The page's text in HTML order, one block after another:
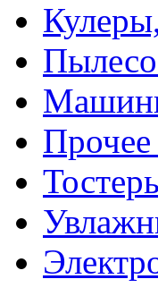
Прочее